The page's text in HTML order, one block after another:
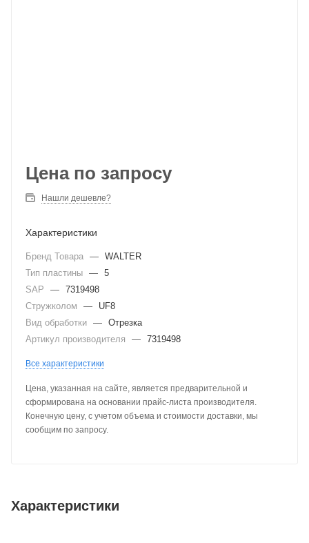
Цена по запросу
Нашли дешевле?
Характеристики
Бренд Товара — WALTER
Тип пластины — 5
SAP
— 7319498
Стружколом
—
UF8
Вид обработки — Отрезка
Артикул производителя
— 7319498
Все характеристики
Цена, указанная на сайте, является предварительной и
сформирована на основании прайс-листа производителя.
Конечную цену, с учетом объема и стоимости доставки, мы
сообщим по запросу.
Характеристики